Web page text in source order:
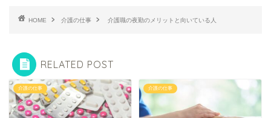
HOME 介護の仕事 介護職の夜勤のメリットと向いている人
RELATED POST
介護の仕事 介護の仕事